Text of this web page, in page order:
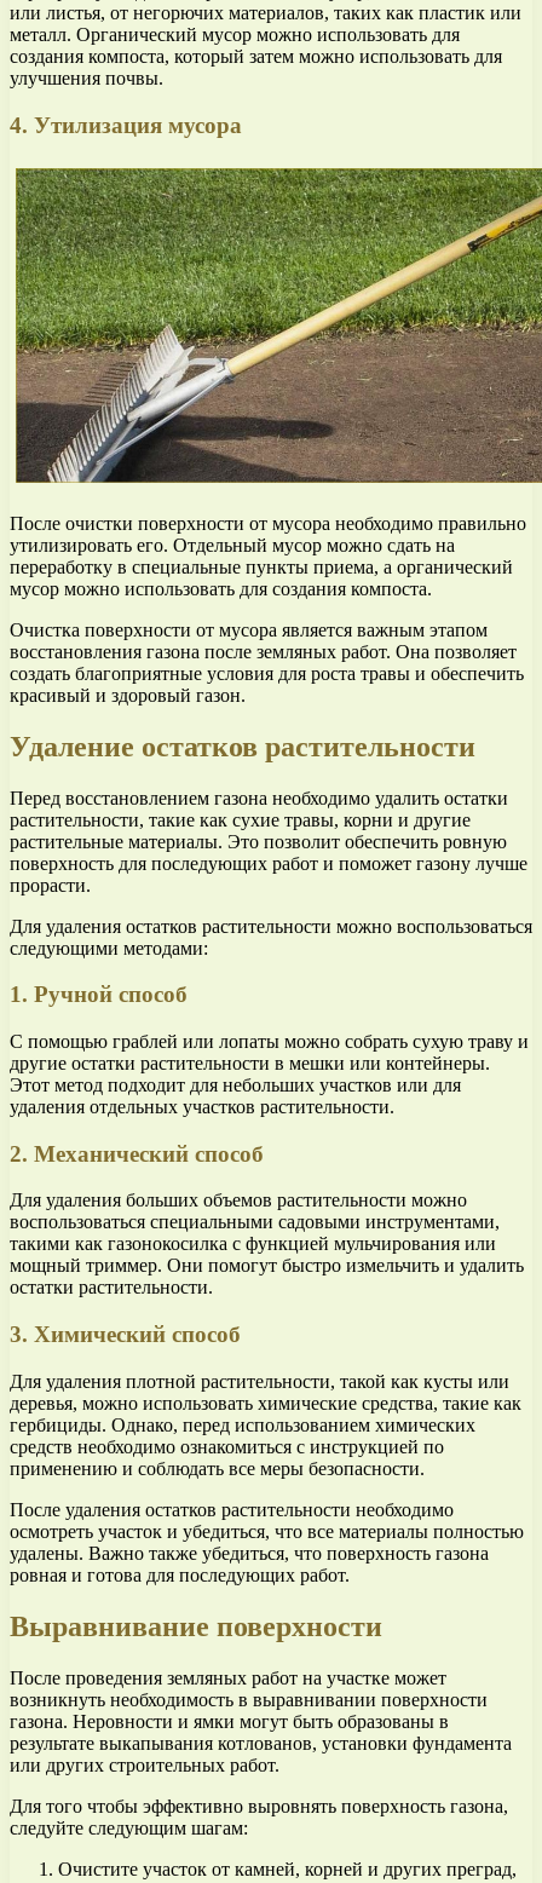
или листья, от негорючих материалов, таких как пластик или
металл. Органический мусор можно использовать для
создания компоста, который затем можно использовать для
улучшения почвы.
4. Утилизация мусора
После очистки поверхности от мусора необходимо правильно
утилизировать его. Отдельный мусор можно сдать на
переработку в специальные пункты приема, а органический
мусор можно использовать для создания компоста.
Очистка поверхности от мусора является важным этапом
восстановления газона после земляных работ. Она позволяет
создать благоприятные условия для роста травы и обеспечить
красивый и здоровый газон.
Удаление остатков растительности
Перед восстановлением газона необходимо удалить остатки
растительности, такие как сухие травы, корни и другие
растительные материалы. Это позволит обеспечить ровную
поверхность для последующих работ и поможет газону лучше
прорасти.
Для удаления остатков растительности можно воспользоваться
следующими методами:
1. Ручной способ
С помощью граблей или лопаты можно собрать сухую траву и
другие остатки растительности в мешки или контейнеры.
Этот метод подходит для небольших участков или для
удаления отдельных участков растительности.
2. Механический способ
Для удаления больших объемов растительности можно
воспользоваться специальными садовыми инструментами,
такими как газонокосилка с функцией мульчирования или
мощный триммер. Они помогут быстро измельчить и удалить
остатки растительности.
3. Химический способ
Для удаления плотной растительности, такой как кусты или
деревья, можно использовать химические средства, такие как
гербициды. Однако, перед использованием химических
средств необходимо ознакомиться с инструкцией по
применению и соблюдать все меры безопасности.
После удаления остатков растительности необходимо
осмотреть участок и убедиться, что все материалы полностью
удалены. Важно также убедиться, что поверхность газона
ровная и готова для последующих работ.
Выравнивание поверхности
После проведения земляных работ на участке может
возникнуть необходимость в выравнивании поверхности
газона. Неровности и ямки могут быть образованы в
результате выкапывания котлованов, установки фундамента
или других строительных работ.
Для того чтобы эффективно выровнять поверхность газона,
следуйте следующим шагам:
Очистите участок от камней, корней и других преград,